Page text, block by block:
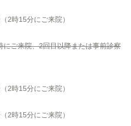
2時15分にご来院）
ご来院、2回目以降または事前診察
2時15分にご来院）
2時15分にご来院）